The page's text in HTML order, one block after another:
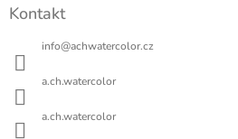
Kontakt
info@achwatercolor.cz
a.ch.watercolor
a.ch.watercolor